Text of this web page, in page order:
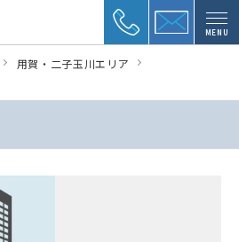
MENU
用賀・二子玉川エリア